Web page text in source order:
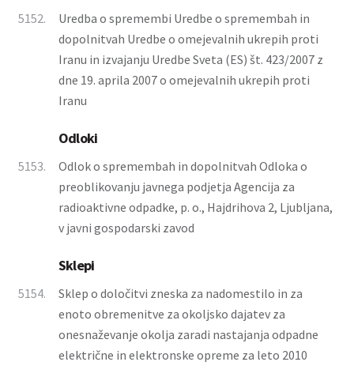
5152.
Uredba o spremembi Uredbe o spremembah in
dopolnitvah Uredbe o omejevalnih ukrepih proti
Iranu in izvajanju Uredbe Sveta (ES) št. 423/2007 z
dne 19. aprila 2007 o omejevalnih ukrepih proti
Iranu
Odloki
5153.
Odlok o spremembah in dopolnitvah Odloka o
preoblikovanju javnega podjetja Agencija za
radioaktivne odpadke, p. o., Hajdrihova 2, Ljubljana,
v javni gospodarski zavod
Sklepi
5154.
Sklep o določitvi zneska za nadomestilo in za
enoto obremenitve za okoljsko dajatev za
onesnaževanje okolja zaradi nastajanja odpadne
električne in elektronske opreme za leto 2010